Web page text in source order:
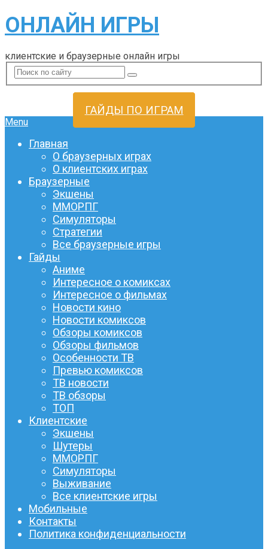
ОНЛАЙН ИГРЫ
клиентские и браузерные онлайн игры
ГАЙДЫ ПО ИГРАМ
Menu
Главная
О браузерных играх
О клиентских играх
Браузерные
Экшены
ММОРПГ
Симуляторы
Стратегии
Все браузерные игры
Гайды
Аниме
Интересное о комиксах
Интересное о фильмах
Новости кино
Новости комиксов
Обзоры комиксов
Обзоры фильмов
Особенности ТВ
Превью комиксов
ТВ новости
ТВ обзоры
ТОП
Клиентские
Экшены
Шутеры
ММОРПГ
Симуляторы
Выживание
Все клиентские игры
Мобильные
Контакты
Политика конфиденциальности